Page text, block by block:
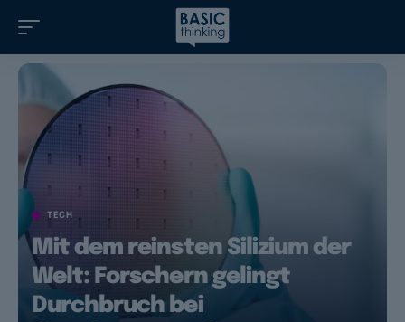
TECH
Mit dem reinsten Silizium der
Welt: Forschern gelingt
Durchbruch bei